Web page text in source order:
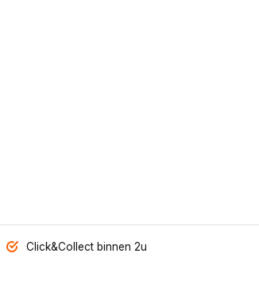
Click&Collect binnen 2u